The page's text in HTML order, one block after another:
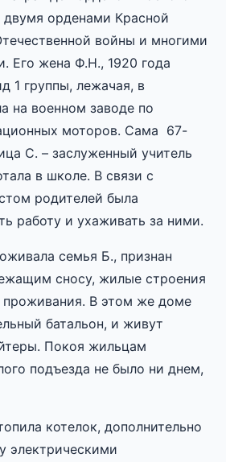
двумя орденами Красной
войны и многими
Его жена Ф.Н., 1920 года
1 группы, лежачая, в
на военном заводе по
моторов. Сама 67-
С. – заслуженный учитель
в школе. В связи с
родителей была
работу и ухаживать за ними.
семья Б., признан
сносу, жилые строения
проживания. В этом же доме
батальон, и живут
Покоя жильцам
подъезда не было ни днем,
котелок, дополнительно
электрическими